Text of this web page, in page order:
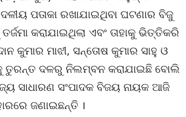
ପତାକା ରଖାଯାଇଥିବା ଘଟଣାର ବିଜୁ
କରାଯାଇଥିଲା ଏବଂ ତାହାକୁ ଭିତ୍ତିକରି
କୁମାର ମାଝୀ, ସନ୍ତୋଷ କୁମାର ସାହୁ ଓ
ତୁରନ୍ତ ଦଳରୁ ନିଲମ୍ବନ କରାଯାଇଛି ବୋଲି
ସାଧାରଣ ସଂପାଦକ ବିଜୟ ନାୟକ ଆଜି
ଜଣାଇଛନ୍ତି ।